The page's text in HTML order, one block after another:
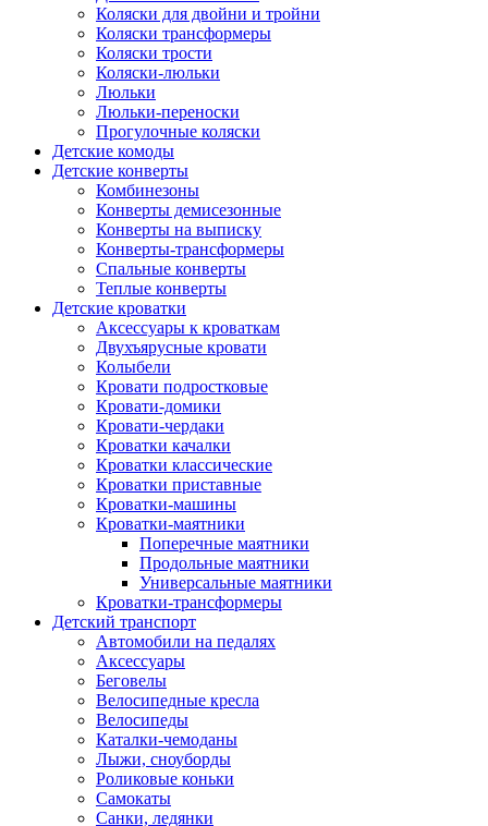
Коляски для двойни и тройни
Коляски трансформеры
Коляски трости
Коляски-люльки
Люльки
Люльки-переноски
Прогулочные коляски
Детские комоды
Детские конверты
Комбинезоны
Конверты демисезонные
Конверты на выписку
Конверты-трансформеры
Спальные конверты
Теплые конверты
Детские кроватки
Аксессуары к кроваткам
Двухъярусные кровати
Колыбели
Кровати подростковые
Кровати-домики
Кровати-чердаки
Кроватки качалки
Кроватки классические
Кроватки приставные
Кроватки-машины
Кроватки-маятники
Поперечные маятники
Продольные маятники
Универсальные маятники
Кроватки-трансформеры
Детский транспорт
Автомобили на педалях
Аксессуары
Беговелы
Велосипедные кресла
Велосипеды
Каталки-чемоданы
Лыжи, сноуборды
Роликовые коньки
Самокаты
Санки, ледянки